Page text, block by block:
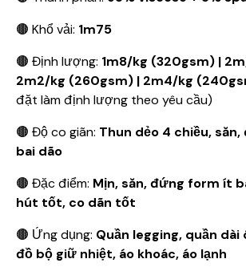
🟤 Khổ vải: 1m75
🟤 Định lượng: 1m8/kg (320gsm) |
2m2/kg (260gsm) | 2m4/kg
đặt làm định lượng theo yêu cầu)
🟤 Độ co giãn: Thun dẻo 4 chiều,
bai dão
🟤 Đặc điểm: Mịn, săn, đứng form ít
hút tốt, co dãn tốt
🟤 Ứng dụng: Quần legging, quần dài
đồ bộ giữ nhiệt, áo khoác, áo lạnh